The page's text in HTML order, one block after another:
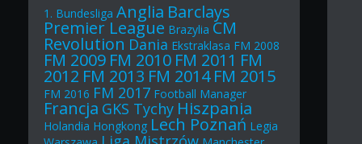
1. Bundesliga Anglia Barclays
Premier League Brazylia CM
Revolution Dania Ekstraklasa FM 2008
FM 2009 FM 2010 FM 2011 FM
2012 FM 2013 FM 2014 FM 2015
FM 2016 FM 2017 Football Manager
Francja GKS Tychy Hiszpania
Holandia Hongkong Lech Poznań Legia